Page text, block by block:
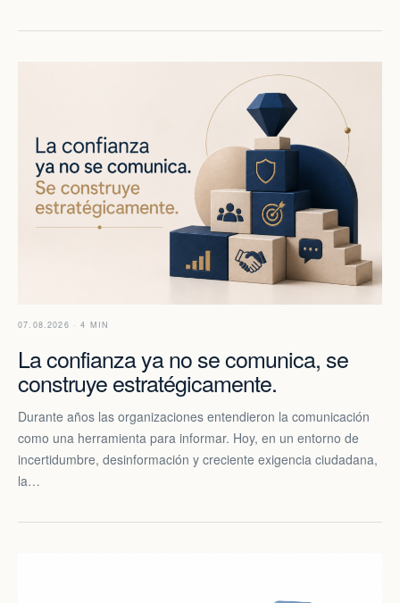
07.08.2026 · 4 MIN
La confianza ya no se comunica, se
construye estratégicamente.
Durante años las organizaciones entendieron la comunicación
como una herramienta para informar. Hoy, en un entorno de
incertidumbre, desinformación y creciente exigencia ciudadana,
la…